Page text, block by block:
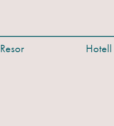
Resor Hotell